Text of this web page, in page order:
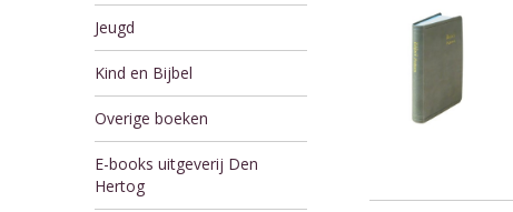
Jeugd
Kind en Bijbel
Overige boeken
E-books uitgeverij Den
Hertog